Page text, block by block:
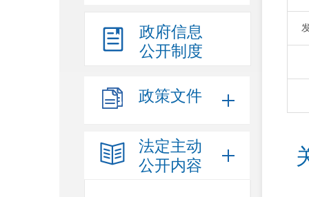
政府信息
公开制度
政策文件
法定主动
公开内容